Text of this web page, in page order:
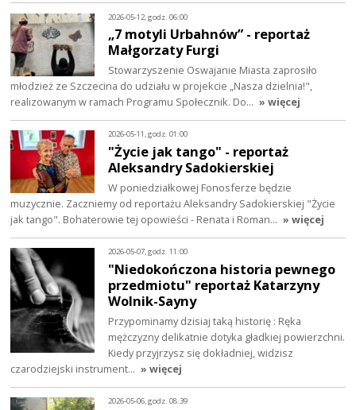
2026-05-12, godz. 06:00
„7 motyli Urbahnów” - reportaż
Małgorzaty Furgi
Stowarzyszenie Oswajanie Miasta zaprosiło
młodzież ze Szczecina do udziału w projekcie „Nasza dzielnia!",
realizowanym w ramach Programu Społecznik. Do… » więcej
2026-05-11, godz. 01:00
"Życie jak tango" - reportaż
Aleksandry Sadokierskiej
W poniedziałkowej Fonosferze będzie
muzycznie. Zaczniemy od reportażu Aleksandry Sadokierskiej "Życie
jak tango". Bohaterowie tej opowieści - Renata i Roman… » więcej
2026-05-07, godz. 11:00
"Niedokończona historia pewnego
przedmiotu" reportaż Katarzyny
Wolnik-Sayny
Przypominamy dzisiaj taką historię : Ręka
mężczyzny delikatnie dotyka gładkiej powierzchni.
Kiedy przyjrzysz się dokładniej, widzisz
czarodziejski instrument… » więcej
2026-05-06, godz. 08:39